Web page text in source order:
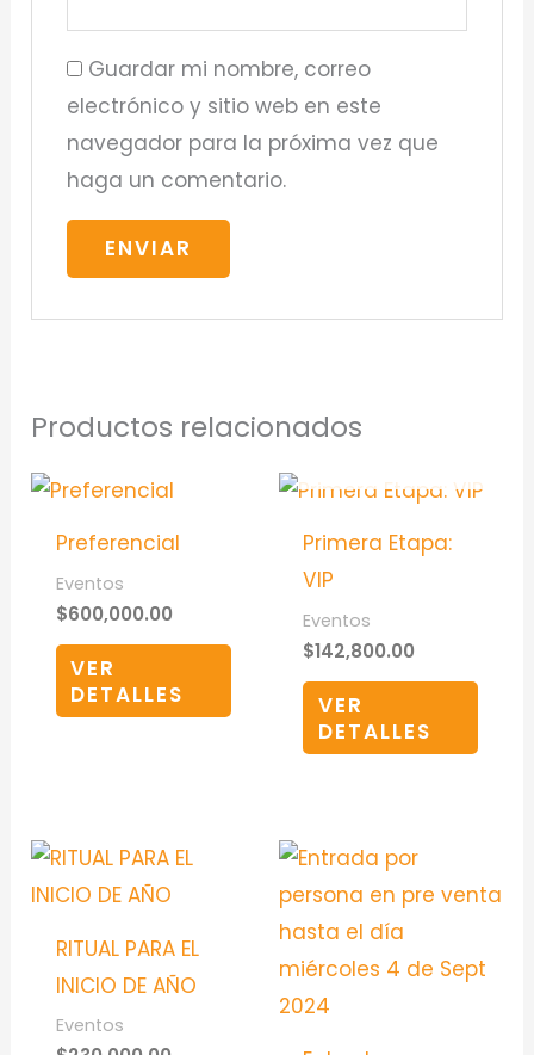
Guardar mi nombre, correo
electrónico y sitio web en este
navegador para la próxima vez que
haga un comentario.
Productos relacionados
Preferencial
Eventos
$600,000.00
VER
DETALLES
Primera Etapa:
VIP
Eventos
$142,800.00
VER
DETALLES
RITUAL PARA EL
INICIO DE AÑO
Eventos